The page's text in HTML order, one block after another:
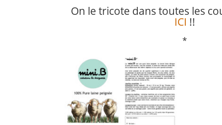
On le tricote dans toutes les
ICI !!
*